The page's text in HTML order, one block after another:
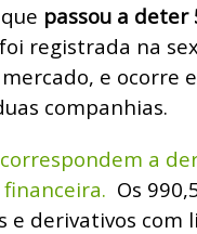
passou a deter
registrada na
e ocorre
companhias.
a
Os
e derivativos com